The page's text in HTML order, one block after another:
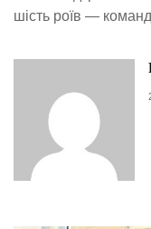
шість роїв —